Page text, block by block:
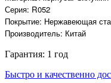
Серия: R052
Покрытие: Нержавеющая
Производитель: Китай
Гарантия: 1 год
Быстро и качественно